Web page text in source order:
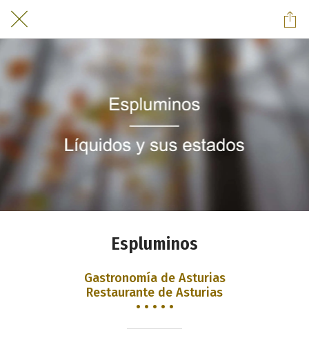
Espluminos
Gastronomía de Asturias
Restaurante de Asturias
• • • • •